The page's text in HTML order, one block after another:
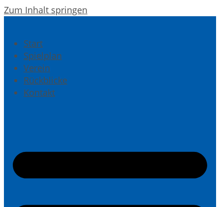
Zum Inhalt springen
Start
Spielplan
Verein
Rückblicke
Kontakt